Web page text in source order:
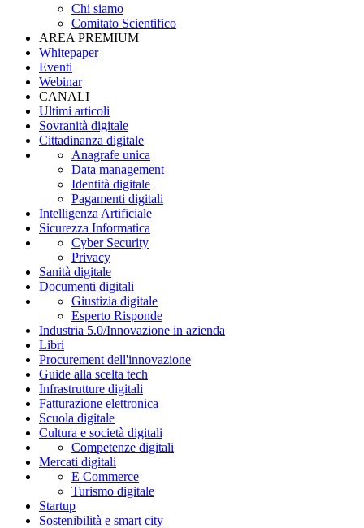
Chi siamo
Comitato Scientifico
AREA PREMIUM
Whitepaper
Eventi
Webinar
CANALI
Ultimi articoli
Sovranità digitale
Cittadinanza digitale
Anagrafe unica
Data management
Identità digitale
Pagamenti digitali
Intelligenza Artificiale
Sicurezza Informatica
Cyber Security
Privacy
Sanità digitale
Documenti digitali
Giustizia digitale
Esperto Risponde
Industria 5.0/Innovazione in azienda
Libri
Procurement dell'innovazione
Guide alla scelta tech
Infrastrutture digitali
Fatturazione elettronica
Scuola digitale
Cultura e società digitali
Competenze digitali
Mercati digitali
E Commerce
Turismo digitale
Startup
Sostenibilità e smart city